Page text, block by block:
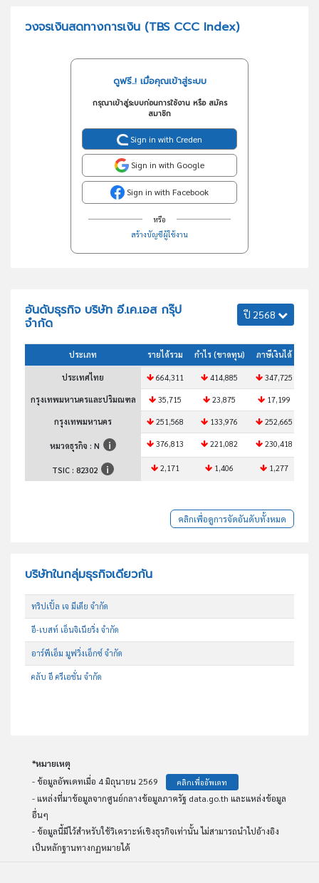
วงจรเงินสดทางการเงิน (TBS CCC Index)
ดูฟรี..! เมื่อคุณเข้าสู่ระบบ
กรุณาเข้าสู่ระบบก่อนการใช้งาน หรือ สมัคร
สมาชิก
Sign in with Creden
Sign in with Google
Sign in with Facebook
หรือ
สร้างบัญชีผู้ใช้งาน
อันดับธุรกิจ บริษัท อี.เค.เอส กรุ๊ป
จำกัด
ปี 2568
ประเภท รายได้รวม กำไร (ขาดทุน) ภาษีเงินได้
ประเทศไทย 664,311 414,885 347,725
กรุงเทพมหานครและปริมณฑล 35,715 23,875 17,199
กรุงเทพมหานคร 251,568 133,976 252,665
หมวดธุรกิจ : N 376,813 221,082 230,418
TSIC : 82302 2,171 1,406 1,277
คลิกเพื่อดูการจัดอันดับทั้งหมด
บริษัทในกลุ่มธุรกิจเดียวกัน
ทริปเปิ้ล เจ มีเดีย จำกัด
อี-เบสท์ เอ็นจิเนียริ่ง จำกัด
อาร์พีเอ็ม มูฟวิ่งเอ็กซ์ จำกัด
คลับ อี ครีเอชั่น จำกัด
*หมายเหตุ
- ข้อมูลอัพเดทเมื่อ 4 มิถุนายน 2569
คลิกเพื่ออัพเดท
- แหล่งที่มาข้อมูลจากศูนย์กลางข้อมูลภาครัฐ data.go.th และแหล่งข้อมูล
อื่นๆ
- ข้อมูลนี้มีไว้สำหรับใช้วิเคราะห์เชิงธุรกิจเท่านั้น ไม่สามารถนำไปอ้างอิง
เป็นหลักฐานทางกฏหมายได้